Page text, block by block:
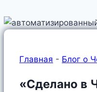
Главная - Блог о
«Сделано в